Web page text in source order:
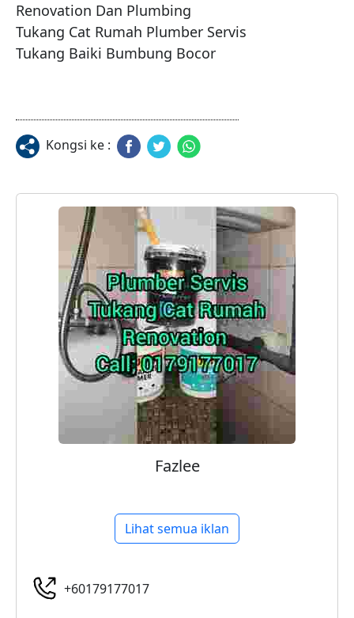
Renovation Dan Plumbing
Tukang Cat Rumah Plumber Servis
Tukang Baiki Bumbung Bocor
Kongsi ke :
Fazlee
Lihat semua iklan
+60179177017